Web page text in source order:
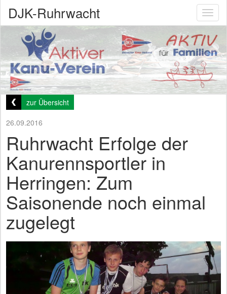
DJK-Ruhrwacht
zur Übersicht
26.09.2016
Ruhrwacht Erfolge der
Kanurennsportler in
Herringen: Zum
Saisonende noch einmal
zugelegt